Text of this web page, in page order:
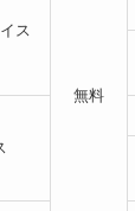
無料
ス